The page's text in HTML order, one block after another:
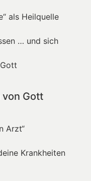
als Heilquelle
… und sich
Gott
Arzt“
Krankheiten